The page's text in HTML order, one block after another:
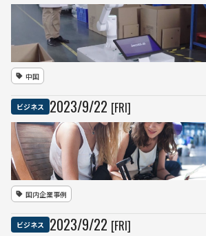
中国
ビジネス 2023/9/22 [FRI]
国内企業事例
ビジネス 2023/9/22 [FRI]